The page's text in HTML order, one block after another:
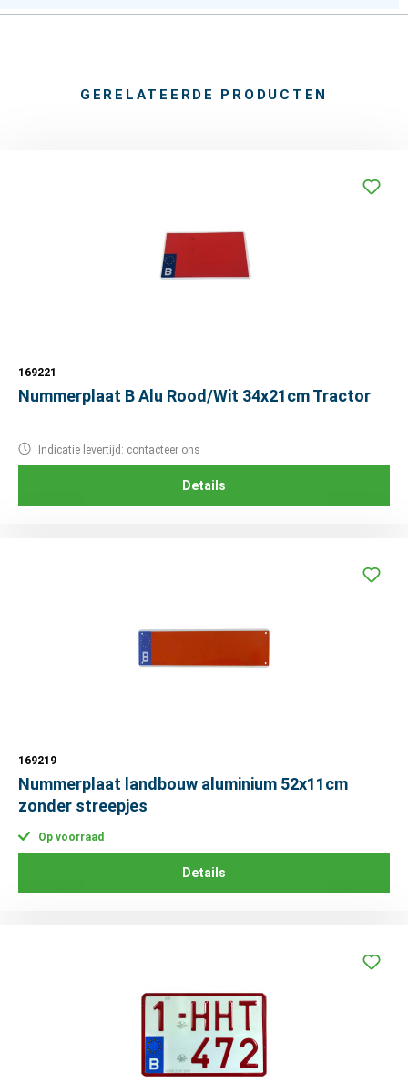
GERELATEERDE PRODUCTEN
169221
Nummerplaat B Alu Rood/Wit 34x21cm Tractor
Indicatie levertijd: contacteer ons
Details
169219
Nummerplaat landbouw aluminium 52x11cm
zonder streepjes
Op voorraad
Details